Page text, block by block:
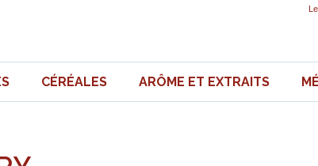
CÉRÉALES ARÔME ET EXTRAITS